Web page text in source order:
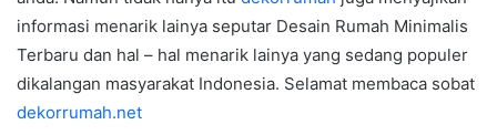
informasi menarik lainya seputar Desain Rumah Minimalis
Terbaru dan hal – hal menarik lainya yang sedang populer
dikalangan masyarakat Indonesia. Selamat membaca sobat
dekorrumah.net